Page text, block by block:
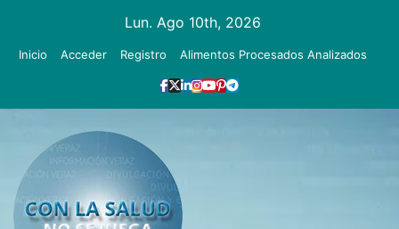
Lun. Ago 10th, 2026
Inicio Acceder Registro Alimentos Procesados Analizados